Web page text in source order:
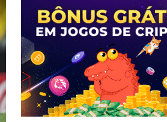
Jogue com responsabilidade. 18+